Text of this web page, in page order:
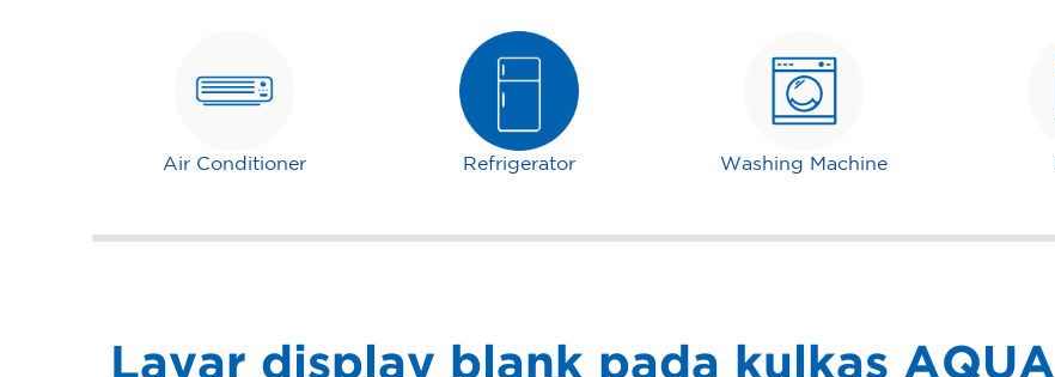
Air Conditioner Refrigerator Washing Machine
Layar display blank pada kulkas AQUA